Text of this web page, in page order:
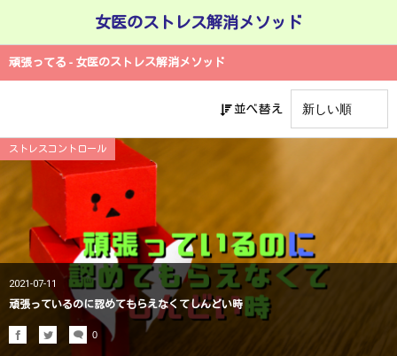
女医のストレス解消メソッド
頑張ってる - 女医のストレス解消メソッド
並べ替え
ストレスコントロール
2021-07-11
頑張っているのに認めてもらえなくてしんどい時
0